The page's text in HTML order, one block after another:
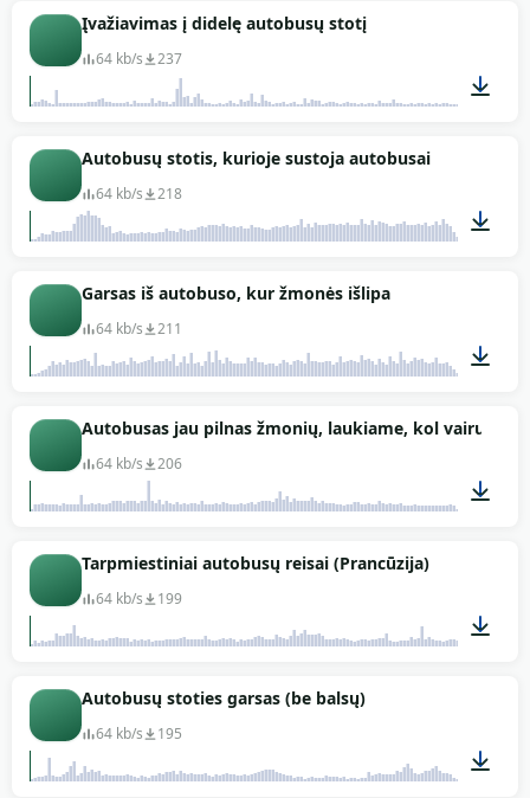
Įvažiavimas į didelę autobusų stotį
64 kb/s 237
Autobusų stotis, kurioje sustoja autobusai
64 kb/s 218
Garsas iš autobuso, kur žmonės išlipa
64 kb/s 211
00:50
Autobusas jau pilnas žmonių, laukiame, kol
64 kb/s 206
Tarpmiestiniai autobusų reisai (Prancūzija)
64 kb/s 199
Autobusų stoties garsas (be balsų)
64 kb/s 195